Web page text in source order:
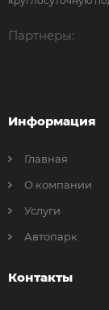
Партнеры:
Информация
Главная
О компании
Услуги
Автопарк
Контакты